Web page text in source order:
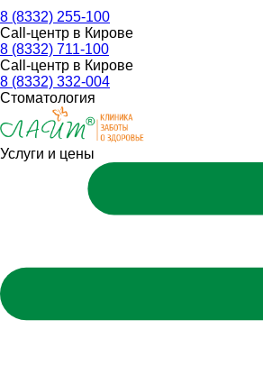
8 (8332) 255-100
Call-центр в Кирове
8 (8332) 711-100
Call-центр в Кирове
8 (8332) 332-004
Стоматология
Услуги и цены